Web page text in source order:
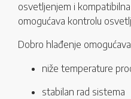
osvetljenjem i
omogućava kontrolu
Dobro hlađenje
niže temperature
stabilan rad sistema